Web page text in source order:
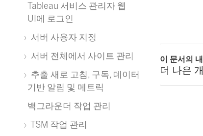
Tableau 서비스 관리자 웹
UI에 로그인
서버 사용자 지정
서버 전체에서 사이트 관리
추출 새로 고침, 구독, 데이터
기반 알림 및 메트릭
백그라운더 작업 관리
TSM 작업 관리
이 문서의
더 나은